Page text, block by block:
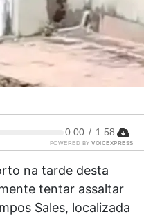
0:00 / 1:58
POWERED BY VOICEXPRESS
na tarde desta
tentar assaltar
Sales, localizada